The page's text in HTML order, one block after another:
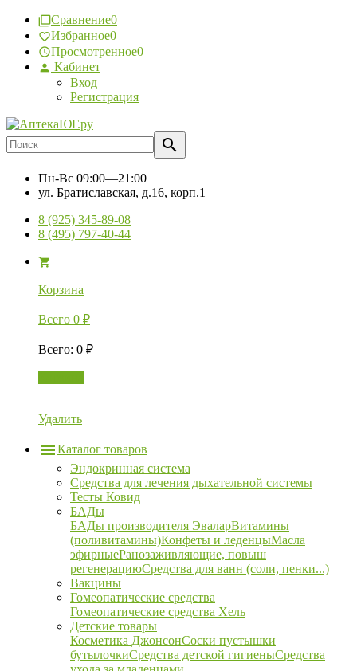
Сравнение0
Избранное0
Просмотренное0
Кабинет
Вход
Регистрация
Пн-Вс 09:00—21:00
ул. Братиславская, д.16, корп.1
8 (925) 345-89-08
8 (495) 797-40-44
Корзина
Всего 0 ₽
Всего: 0 ₽
Удалить
Каталог товаров
Эндокринная система
Средства для лечения дыхательной системы
Тесты Ковид
БАДы
БАДы производителя ЭваларВитамины
(поливитамины)Конфеты и леденцыМасла
эфирныеРанозаживляющие, повыш
регенерациюСредства для ванн (соли, пенки...)
Вакцины
Гомеопатические средства
Гомеопатические средства Хель
Детские товары
Косметика ДжонсонСоски пустышки
бутылочкиСредства детской гигиеныСредства